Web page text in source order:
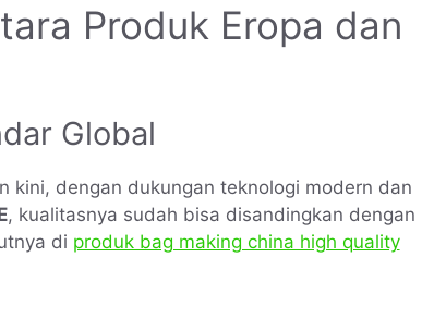
Produk Eropa dan
Global
kini, dengan dukungan teknologi modern dan
, kualitasnya sudah bisa disandingkan dengan
di produk bag making china high quality